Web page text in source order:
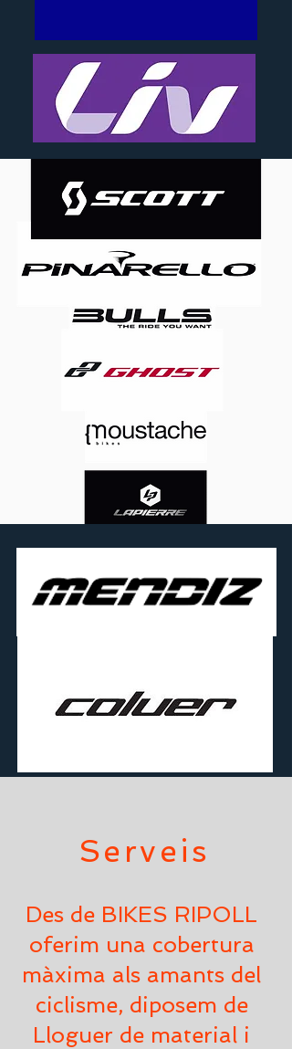
Serveis
Des de BIKES RIPOLL
oferim una cobertura
màxima als amants del
ciclisme, diposem de
Lloguer de material i